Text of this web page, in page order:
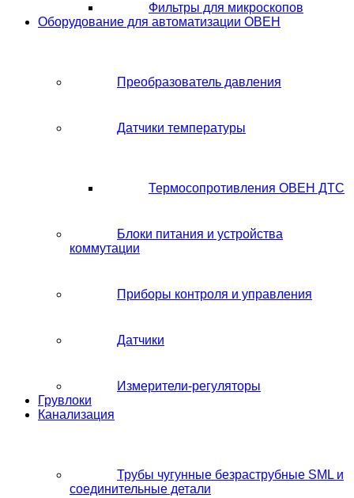
Фильтры для микроскопов
Оборудование для автоматизации ОВЕН
Преобразователь давления
Датчики температуры
Термосопротивления ОВЕН ДТС
Блоки питания и устройства
коммутации
Приборы контроля и управления
Датчики
Измерители-регуляторы
Грувлоки
Канализация
Трубы чугунные безраструбные SML и
соединительные детали